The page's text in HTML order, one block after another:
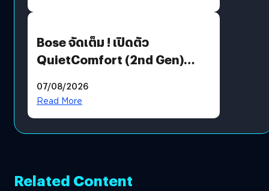
Bose จัดเต็ม ! เปิดตัว
QuietComfort (2nd Gen)
07/08/2026
Read More
Related Content